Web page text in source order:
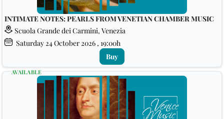
INTIMATE NOTES: PEARLS FROM VENETIAN CHAMBER MUSIC
Scuola Grande dei Carmini, Venezia
Saturday24October 2026 , 19:00h
Buy
AVAILABLE